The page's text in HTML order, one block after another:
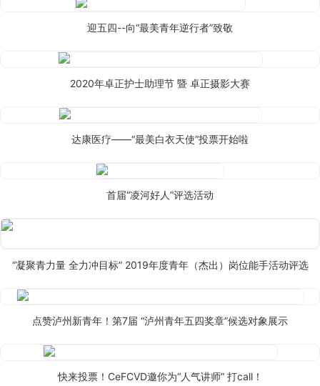
迎五四--向“最美青年逆行者”致敬
2020年卓正护士助理节 暨 卓正摄影大赛
达康医疗——“最美白衣天使”投票开始啦
首届“凌河好人”评选活动
“凝聚青力量 全力冲目标” 2019年度青年（杰出）岗位能手活动评选
点赞泸州新青年！第7届 “泸州青年五四奖章”候选对象展示
快来投票！CeFCVD邀你为“人气讲师” 打call！